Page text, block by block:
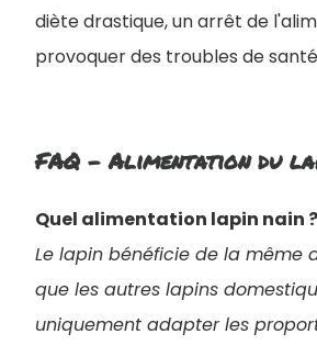
diète drastique, un arrêt de
provoquer des troubles de
FAQ - Alimentation du
Quel alimentation lapin nain ?
Le lapin bénéficie de la même
que les autres lapins
uniquement adapter les